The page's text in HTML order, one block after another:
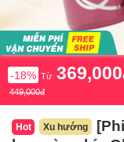
-18% Từ 369,000
449,000đ
Hot Xu hướng